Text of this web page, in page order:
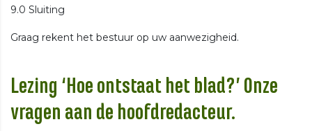
9.0 Sluiting
Graag rekent het bestuur op uw aanwezigheid.
Lezing ‘Hoe ontstaat het blad?’ Onze
vragen aan de hoofdredacteur.